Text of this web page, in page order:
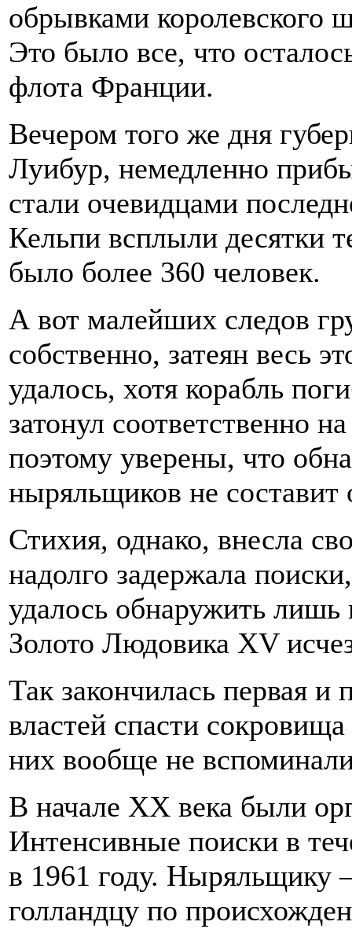
обрывками королевского
Это было все, что
флота Франции.
Вечером того же дня
Луибур, немедленно
стали очевидцами
Кельпи всплыли десятки
было более 360 человек.
А вот малейших следов
собственно, затеян весь
удалось, хотя корабль
затонул соответственно
поэтому уверены, что
ныряльщиков не составит
Стихия, однако, внесла
надолго задержала
удалось обнаружить лишь
Золото Людовика XV
Так закончилась первая и
властей спасти
них вообще не
В начале XX века были
Интенсивные поиски в
в 1961 году.
голландцу по